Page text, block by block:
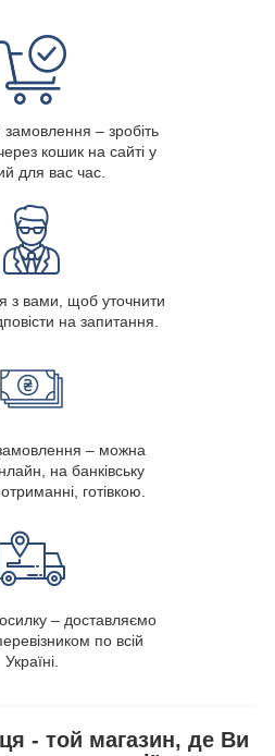
– зробіть
кошик на сайті у
для вас час.
з вами, щоб уточнити
на запитання.
– можна
на банківську
готівкою.
– доставляємо
по всій
Україні.
- той магазин, де Ви